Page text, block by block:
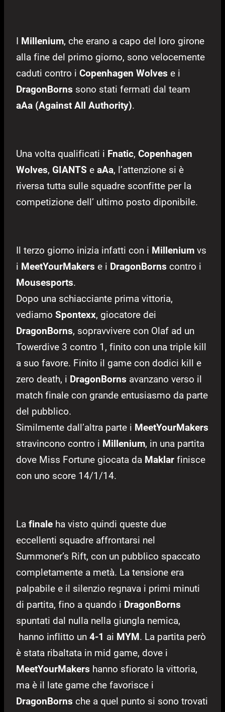
I Millenium, che erano a capo del loro girone
alla fine del primo giorno, sono velocemente
caduti contro i Copenhagen Wolves e i
DragonBorns sono stati fermati dal team
aAa (Against All Authority).
Una volta qualificati i Fnatic, Copenhagen
Wolves, GIANTS e aAa, l’attenzione si è
riversa tutta sulle squadre sconfitte per la
competizione dell’ ultimo posto diponibile.
Il terzo giorno inizia infatti con i Millenium vs
i MeetYourMakers e i DragonBorns contro i
Mousesports.
Dopo una schiacciante prima vittoria,
vediamo Spontexx, giocatore dei
DragonBorns, sopravvivere con Olaf ad un
Towerdive 3 contro 1, finito con una triple kill
a suo favore. Finito il game con dodici kill e
zero death, i DragonBorns avanzano verso il
match finale con grande entusiasmo da parte
del pubblico.
Similmente dall’altra parte i MeetYourMakers
stravincono contro i Millenium, in una partita
dove Miss Fortune giocata da Maklar finisce
con uno score 14/1/14.
La finale ha visto quindi queste due
eccellenti squadre affrontarsi nel
Summoner’s Rift, con un pubblico spaccato
completamente a metà. La tensione era
palpabile e il silenzio regnava i primi minuti
di partita, fino a quando i DragonBorns
spuntati dal nulla nella giungla nemica,
hanno inflitto un 4-1 ai MYM. La partita però
è stata ribaltata in mid game, dove i
MeetYourMakers hanno sfiorato la vittoria,
ma è il late game che favorisce i
DragonBorns che a quel punto si sono trovati